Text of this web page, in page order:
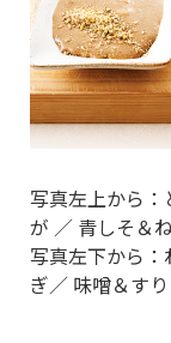
写真左上から：
が ／ 青しそ＆
写真左下から
ぎ／ 味噌＆す